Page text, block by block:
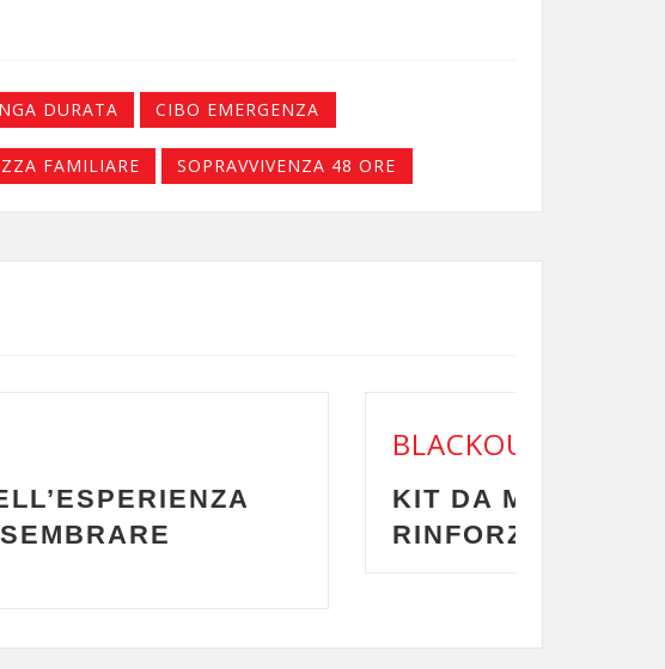
DURATA CIBO EMERGENZA
FAMILIARE SOPRAVVIVENZA 48 ORE
DA MIGLIORARE, ABITUDINI DA
ERRORI DA EVITARE